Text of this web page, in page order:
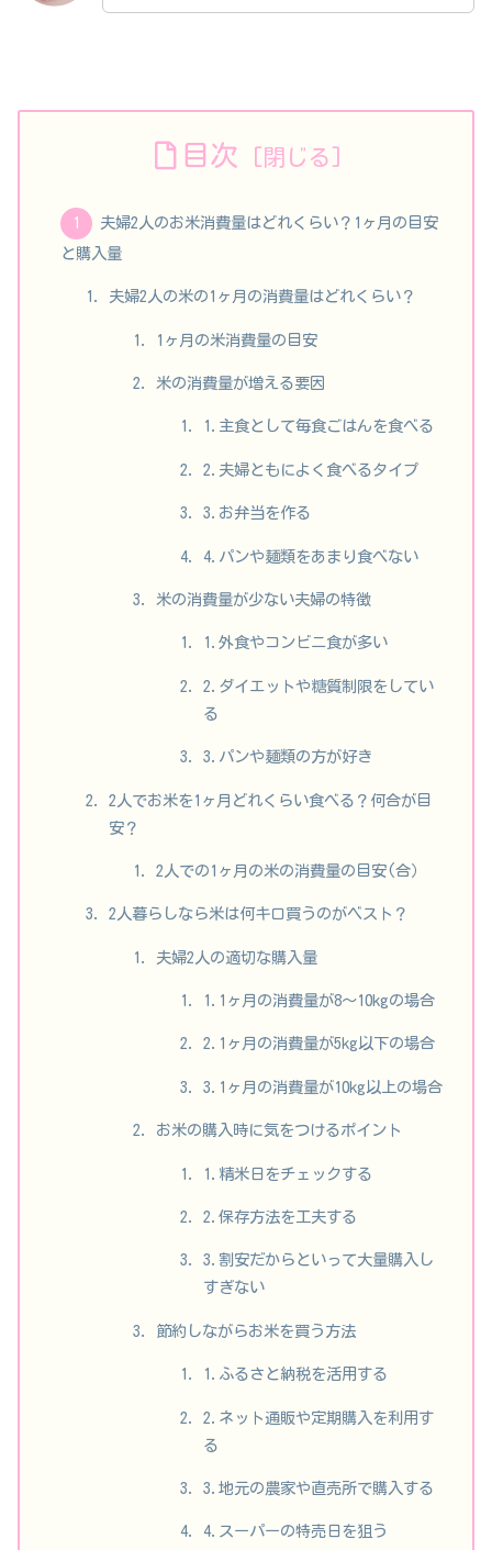
目次
夫婦2人のお米消費量はどれくらい？1ヶ月の目安
と購入量
夫婦2人の米の1ヶ月の消費量はどれくらい？
1ヶ月の米消費量の目安
米の消費量が増える要因
1.主食として毎食ごはんを食べる
2.夫婦ともによく食べるタイプ
3.お弁当を作る
4.パンや麺類をあまり食べない
米の消費量が少ない夫婦の特徴
1.外食やコンビニ食が多い
2.ダイエットや糖質制限をしてい
る
3.パンや麺類の方が好き
2人でお米を1ヶ月どれくらい食べる？何合が目
安？
2人での1ヶ月の米の消費量の目安(合）
2人暮らしなら米は何キロ買うのがベスト？
夫婦2人の適切な購入量
1.1ヶ月の消費量が8～10kgの場合
2.1ヶ月の消費量が5kg以下の場合
3.1ヶ月の消費量が10kg以上の場合
お米の購入時に気をつけるポイント
1.精米日をチェックする
2.保存方法を工夫する
3.割安だからといって大量購入し
すぎない
節約しながらお米を買う方法
1.ふるさと納税を活用する
2.ネット通販や定期購入を利用す
る
3.地元の農家や直売所で購入する
4.スーパーの特売日を狙う